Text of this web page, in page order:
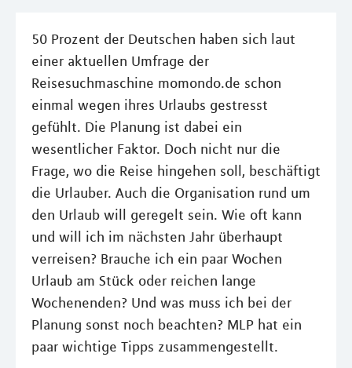
50 Prozent der Deutschen haben sich laut
einer aktuellen Umfrage der
Reisesuchmaschine momondo.de schon
einmal wegen ihres Urlaubs gestresst
gefühlt. Die Planung ist dabei ein
wesentlicher Faktor. Doch nicht nur die
Frage, wo die Reise hingehen soll, beschäftigt
die Urlauber. Auch die Organisation rund um
den Urlaub will geregelt sein. Wie oft kann
und will ich im nächsten Jahr überhaupt
verreisen? Brauche ich ein paar Wochen
Urlaub am Stück oder reichen lange
Wochenenden? Und was muss ich bei der
Planung sonst noch beachten? MLP hat ein
paar wichtige Tipps zusammengestellt.